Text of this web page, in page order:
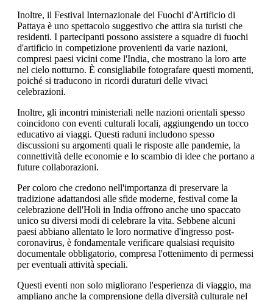
Inoltre, il Festival Internazionale dei Fuochi d'Artificio di
Pattaya è uno spettacolo suggestivo che attira sia turisti che
residenti. I partecipanti possono assistere a squadre di fuochi
d'artificio in competizione provenienti da varie nazioni,
compresi paesi vicini come l'India, che mostrano la loro arte
nel cielo notturno. È consigliabile fotografare questi momenti,
poiché si traducono in ricordi duraturi delle vivaci
celebrazioni.
Inoltre, gli incontri ministeriali nelle nazioni orientali spesso
coincidono con eventi culturali locali, aggiungendo un tocco
educativo ai viaggi. Questi raduni includono spesso
discussioni su argomenti quali le risposte alle pandemie, la
connettività delle economie e lo scambio di idee che portano a
future collaborazioni.
Per coloro che credono nell'importanza di preservare la
tradizione adattandosi alle sfide moderne, festival come la
celebrazione dell'Holi in India offrono anche uno spaccato
unico su diversi modi di celebrare la vita. Sebbene alcuni
paesi abbiano allentato le loro normative d'ingresso post-
coronavirus, è fondamentale verificare qualsiasi requisito
documentale obbligatorio, compresa l'ottenimento di permessi
per eventuali attività speciali.
Questi eventi non solo migliorano l'esperienza di viaggio, ma
ampliano anche la comprensione della diversità culturale nel